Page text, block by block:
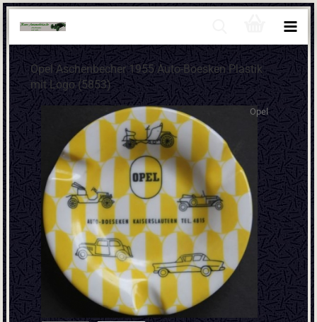
Opel Aschenbecher 1955 Auto-Boesken Plastik
mit Logo (5853)
Opel